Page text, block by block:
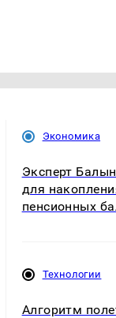
Экономика
Эксперт
для
пенсионных
Технологии
Алгоритм